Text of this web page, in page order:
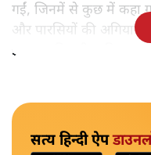
गईं, जिनमें से कुछ में कहा
और पारसियों की
इजाजत मिलनी चाहिए।
सत्य हिन्दी ऐप